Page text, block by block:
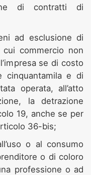
di contratti di
ad esclusione di
commercio non
se di costo
cinquantamila e di
operata, all’atto
la detrazione
19, anche se per
36-bis;
o al consumo
o di coloro
professione o ad